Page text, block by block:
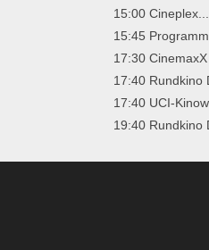
15:00 Cineplex...
15:45
17:30 CinemaxX
17:40 Rundkino
17:40 UCI-
19:40 Rundkino